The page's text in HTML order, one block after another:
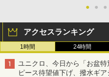
● ● ●
アクセスランキング
1時間 24時間
ユニクロ、今日から「お盆
ピース待望値下げ、撥水ギ